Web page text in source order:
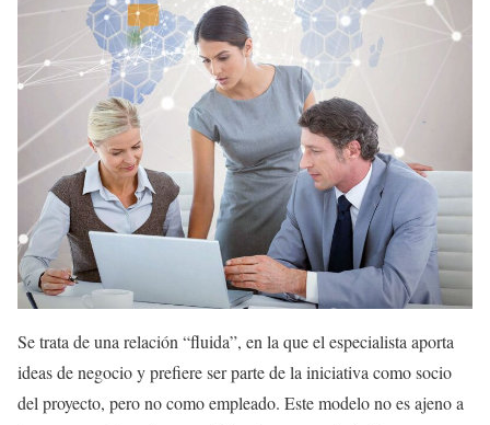
Se trata de una relación “fluida”, en la que el especialista aporta
ideas de negocio y prefiere ser parte de la iniciativa como socio
del proyecto, pero no como empleado. Este modelo no es ajeno a